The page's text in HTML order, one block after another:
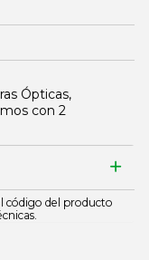
Ópticas,
con 2
código del producto